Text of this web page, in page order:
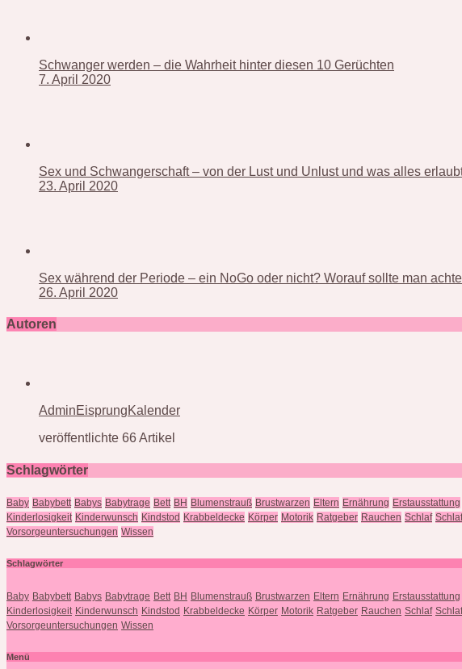
Schwanger werden – die Wahrheit hinter diesen 10 Gerüchten
7. April 2020
Sex und Schwangerschaft – von der Lust und Unlust und was alles
23. April 2020
Sex während der Periode – ein NoGo oder nicht? Worauf sollte man
26. April 2020
Autoren
AdminEisprungKalender
veröffentlichte 66 Artikel
Schlagwörter
Baby Babybett Babys Babytrage Bett BH Blumenstrauß Brustwarzen Eltern Ernährung Erstausstattung
Kinderlosigkeit Kinderwunsch Kindstod Krabbeldecke Körper Motorik Ratgeber Rauchen Schlaf
Vorsorgeuntersuchungen Wissen
Schlagwörter
Baby Babybett Babys Babytrage Bett BH Blumenstrauß Brustwarzen Eltern Ernährung Erstausstattung
Kinderlosigkeit Kinderwunsch Kindstod Krabbeldecke Körper Motorik Ratgeber Rauchen Schlaf
Vorsorgeuntersuchungen Wissen
Menü